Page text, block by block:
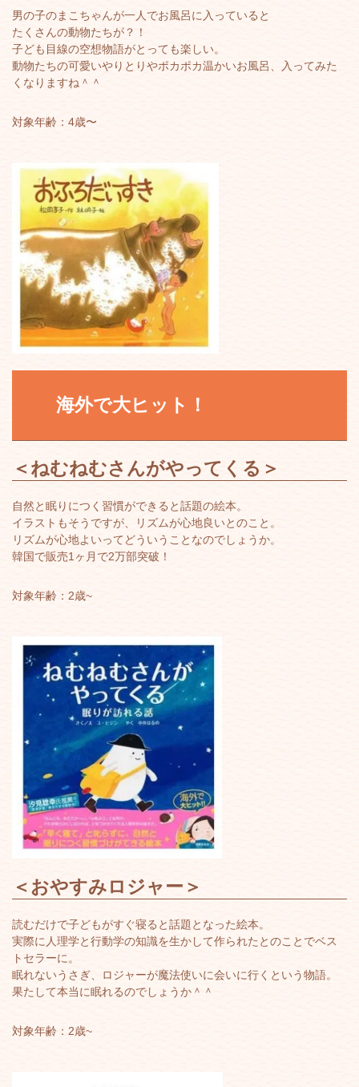
男の子のまこちゃんが一人でお風呂に入っていると
たくさんの動物たちが？！
子ども目線の空想物語がとっても楽しい。
動物たちの可愛いやりとりやポカポカ温かいお風呂、入ってみた
くなりますね＾＾
対象年齢：4歳〜
海外で大ヒット！
＜ ねむねむさんがやってくる ＞
自然と眠りにつく習慣ができると話題の絵本。
イラストもそうですが、リズムが心地良いとのこと。
リズムが心地よいってどういうことなのでしょうか。
韓国で販売1ヶ月で2万部突破！
対象年齢：2歳~
＜ おやすみロジャー ＞
読むだけで子どもがすぐ寝ると話題となった絵本。
実際に人理学と行動学の知識を生かして作られたとのことでベス
トセラーに。
眠れないうさぎ、ロジャーが魔法使いに会いに行くという物語。
果たして本当に眠れるのでしょうか＾＾
対象年齢：2歳~